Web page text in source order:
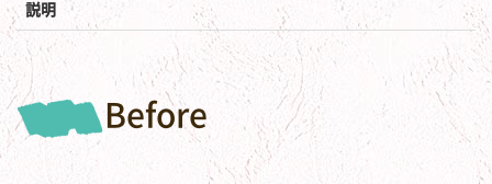
説明
Before